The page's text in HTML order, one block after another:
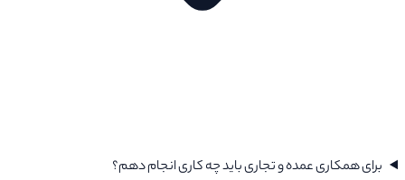
برای همکاری عمده و تجاری باید چه کاری انجام دهم؟